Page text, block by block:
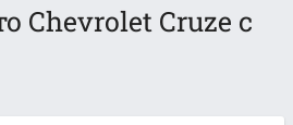
Chevrolet Cruze с